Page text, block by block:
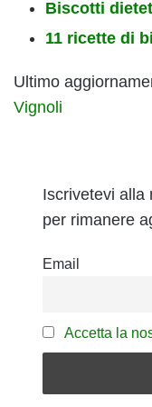
Biscotti
11 ricette di
Ultimo
Vignoli
Iscrivetevi alla
per rimanere
Email
Accetta la